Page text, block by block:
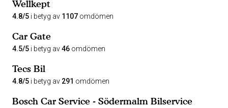
Wellkept
4.8/5 i betyg av 1107 omdömen
Car Gate
4.5/5 i betyg av46 omdömen
Tecs Bil
4.8/5 i betyg av 291 omdömen
Bosch Car Service - Södermalm Bilservice